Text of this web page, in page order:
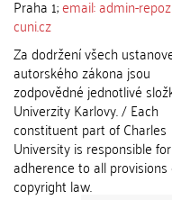
Praha 1;email: admin-
cuni.cz
Za dodržení všech
autorského zákona jsou
zodpovědné jednotlivé
Univerzity Karlovy. / Each
constituent part of Charles
University is responsible for
adherence to all
copyright law.